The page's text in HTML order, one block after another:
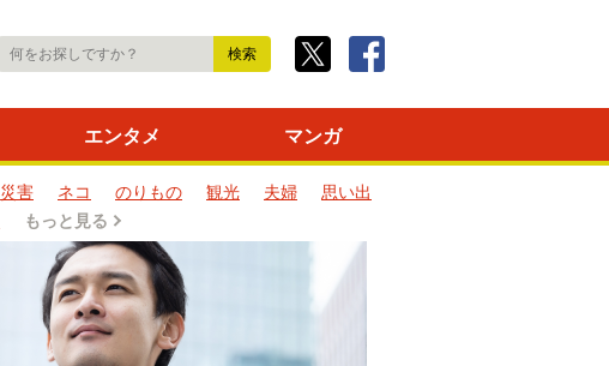
エンタメ マンガ
災害 ネコ のりもの 観光 夫婦
思い出
もっと見る